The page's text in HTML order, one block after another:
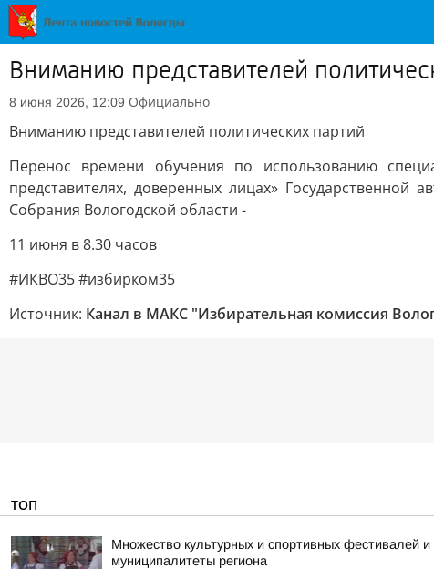
Вниманию представителей
8 июня 2026, 12:09 Официально
Вниманию представителей политических партий
Перенос времени обучения по использованию
представителях, доверенных лицах»
Собрания Вологодской области -
11 июня в 8.30 часов
#ИКВО35 #избирком35
Источник: Канал в МАКС "Избирательная комиссия
ТОП
Множество культурных и спортивных фестивалей
муниципалитеты региона